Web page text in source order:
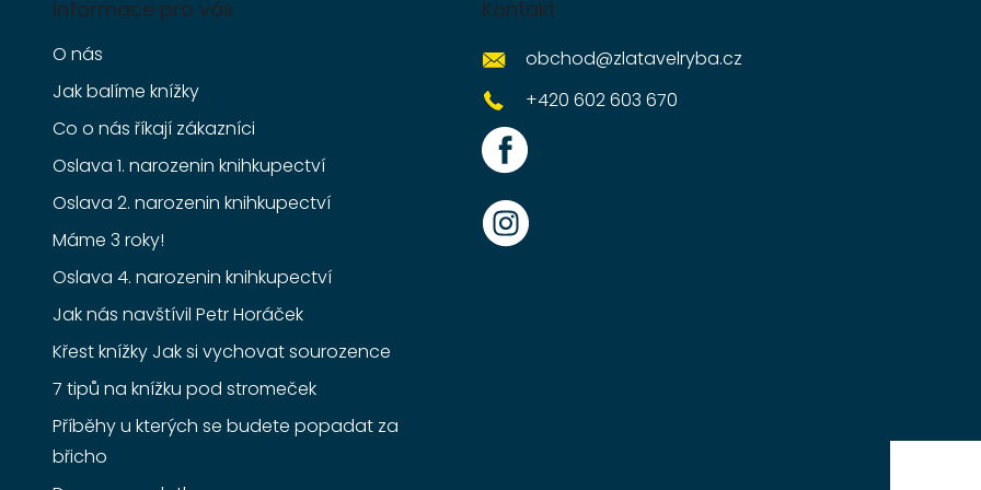
Informace pro vás
O nás
Jak balíme knížky
Co o nás říkají zákazníci
Oslava 1. narozenin knihkupectví
Oslava 2. narozenin knihkupectví
Máme 3 roky!
Oslava 4. narozenin knihkupectví
Jak nás navštívil Petr Horáček
Křest knížky Jak si vychovat sourozence
7 tipů na knížku pod stromeček
Příběhy u kterých se budete popadat za
břicho
Kontakt
obchod@zlatavelryba.cz
+420 602 603 670